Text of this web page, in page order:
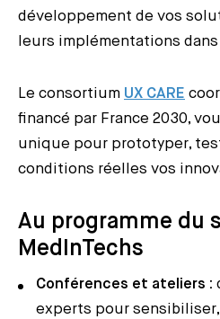
développement de vos
leurs implémentations
Le consortium UX CARE
financé par France 2030,
unique pour prototyper,
conditions réelles vos
Au programme du
MedInTechs
Conférences et ateliers :
experts pour